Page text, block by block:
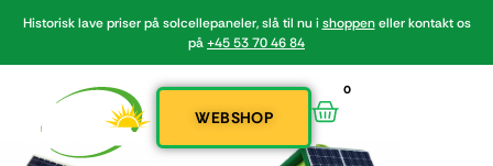
Historisk lave priser på solcellepaneler, slå til nu ishoppeneller kontakt os
på+45 53 70 46 84
WEBSHOP
0